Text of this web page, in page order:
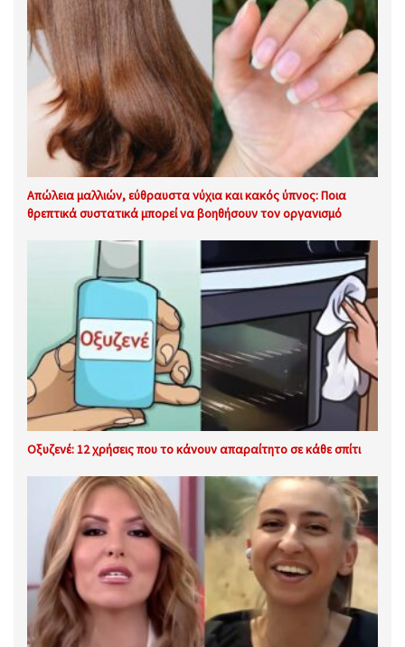
Απώλεια μαλλιών, εύθραυστα νύχια και κακός ύπνος: Ποια
θρεπτικά συστατικά μπορεί να βοηθήσουν τον οργανισμό
Οξυζενέ: 12 χρήσεις που το κάνουν απαραίτητο σε κάθε σπίτι